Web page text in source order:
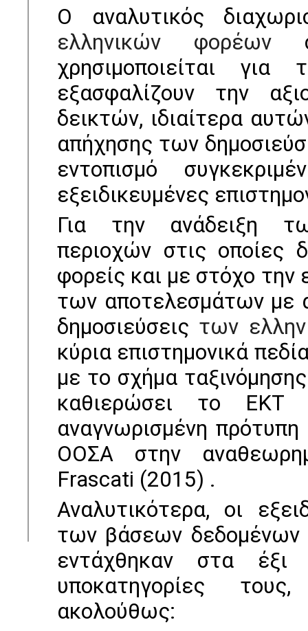
Ο αναλυτικός
ελληνικών φορέων
χρησιμοποιείται
εξασφαλίζουν την
δεικτών, ιδιαίτερα
απήχησης των
εντοπισμό
εξειδικευμένες
Για την ανάδειξη
περιοχών στις οποίες
φορείς και με στόχο την
των αποτελεσμάτων με
δημοσιεύσεις των
κύρια επιστημονικά
με το σχήμα
καθιερώσει το ΕΚΤ
αναγνωρισμένη πρότυπη
ΟΟΣΑ στην
Frascati (2015) .
Αναλυτικότερα, οι
των βάσεων δεδομένων
εντάχθηκαν στα έξι
υποκατηγορίες
ακολούθως: